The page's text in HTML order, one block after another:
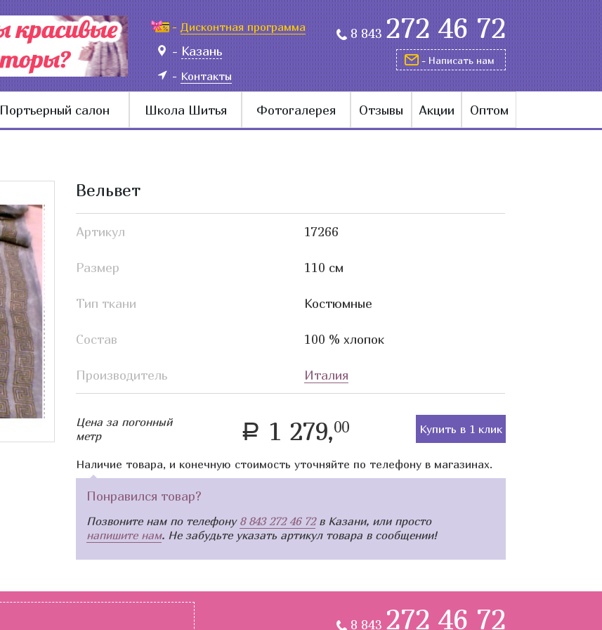
-Дисконтная программа
-Казань
-Контакты
8 843272 46 72
- Написать нам
Портьерный салон Школа Шитья Фотогалерея Отзывы Акции Оптом
Вельвет
Артикул 17266
Размер 110 см
Тип ткани Костюмные
Состав 100 % хлопок
Производитель Италия
Цена за погонный
метр
a 1 279,00 Купить в 1 клик
Наличие товара, и конечную стоимость уточняйте по телефону в магазинах.
Понравился товар?
Позвоните нам по телефону 8 843 272 46 72в Казани, или просто
напишите нам. Не забудьте указать артикул товара в сообщении!
8 843 272 46 72